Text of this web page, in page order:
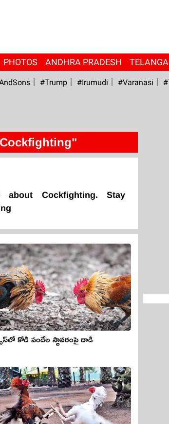
PHOTOS ANDHRA PRADESH
#Trump #irumudi #Varanasi
Cockfighting. Stay
కోడి పందేల స్థావరంపై దాడి